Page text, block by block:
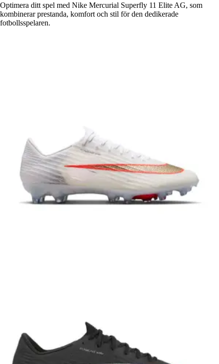
Optimera ditt spel med Nike Mercurial Superfly 11 Elite AG, som
kombinerar prestanda, komfort och stil för den dedikerade
fotbollsspelaren.